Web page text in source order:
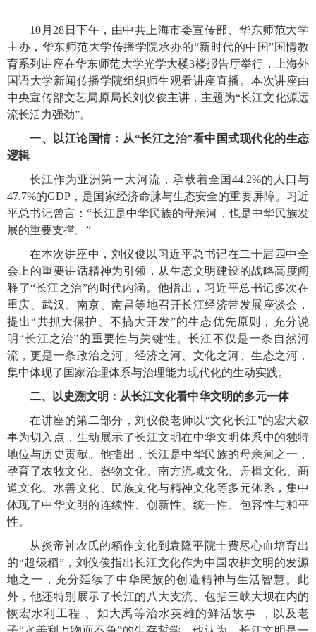
10月28日下午，由中共上海市委宣传部、华东师范大学
主办，华东师范大学传播学院承办的“新时代的中国”国情教
育系列讲座在华东师范大学光学大楼3楼报告厅举行，上海外
国语大学新闻传播学院组织师生观看讲座直播。本次讲座由
中央宣传部文艺局 原局长刘仪俊主讲，主题为“长江文化源远
流长活力强劲”。
一、以江论国情：从“长江之治”看中国式现代化的生态
逻辑
长江作为亚洲第一大河流，承载着全国44.2%的人口与
47.7%的GDP，是国家经济命脉与生态安全的重要屏障。习近
平总书记曾言：“长江是中华民族的母亲河，也是中华民族发
展的重要支撑。”
在本次讲座中，刘仪俊以习近平总书记在二十届四中全
会上的重要讲话精神为引领，从生态文明建设的战略高度阐
释了“长江之治”的时代内涵。他指出，习近平总书记多次在
重庆、武汉、南京、南昌等地召开长江经济带发展座谈会，
提出“共抓大保护、不搞大开发”的生态优先原则，充分说
明“长江之治”的重要性与关键性。长江不仅是一条自然河
流，更是一条政治之河、经济之河、文化之河、生态之河，
集中体现了国家治理体系与治理能力现代化的生动实践。
二、以史溯文明：从长江文化看中华文明的多元一体
在讲座的第二部分，刘仪俊老师以“文化长江”的宏大叙
事为切入点，生动展示了长江文明在中华文明体系中的独特
地位与历史贡献。他指出，长江是中华民族的母亲河之一，
孕育了农牧文化、器物文化、南方流域文化、舟楫文化、商
道文化、水善文化、民族文化与精神文化等多元体系，集中
体现了中华文明的连续性、创新性、统一性、包容性与和平
性。
从炎帝神农氏的稻作文化到袁隆平院士费尽心血培育出
的“超级稻”，刘仪俊指出长江文化作为中国农耕文明的发源
地之一，充分延续了中华民族的创造精神与生活智慧。此
外，他还特别展示了长江的八大支流、包括三峡大坝在内的
恢宏水利工程 、如大禹等治水英雄的鲜活故事 ，以及老